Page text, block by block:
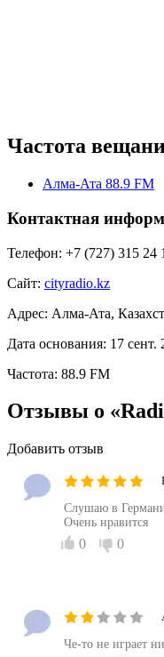
Частота
Алма-Ата 88.9 FM
Контактная
Телефон: +7 (727) 315 24
Сайт: cityradio.kz
Адрес: Алма-Ата,
Дата основания: 17 сент.
Частота: 88.9 FM
Отзывы о
Добавить отзыв
Слушаю в
Очень нравится
0 0
Че-то не играет